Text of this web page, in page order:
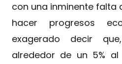
con una inminente falta
hacer progresos
exagerado decir
alrededor de un 5%